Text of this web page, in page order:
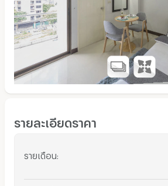
รายละเอียดราคา
รายเดือน